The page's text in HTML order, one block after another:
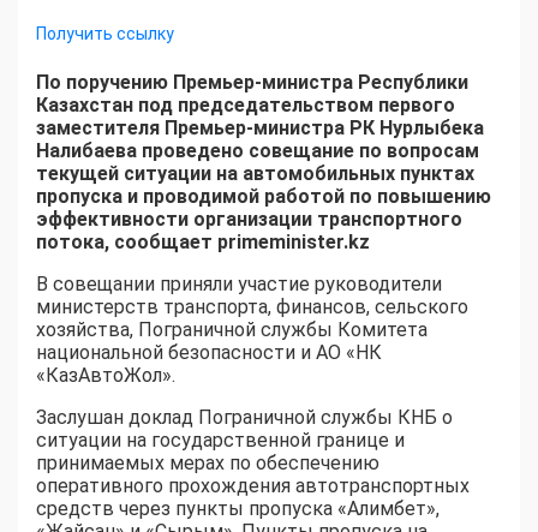
Получить ссылку
По поручению Премьер-министра Республики
Казахстан под председательством первого
заместителя Премьер-министра РК Нурлыбека
Налибаева проведено совещание по вопросам
текущей ситуации на автомобильных пунктах
пропуска и проводимой работой по повышению
эффективности организации транспортного
потока, сообщает primeminister.kz
В совещании приняли участие руководители
министерств транспорта, финансов, сельского
хозяйства, Пограничной службы Комитета
национальной безопасности и АО «НК
«КазАвтоЖол».
Заслушан доклад Пограничной службы КНБ о
ситуации на государственной границе и
принимаемых мерах по обеспечению
оперативного прохождения автотранспортных
средств через пункты пропуска «Алимбет»,